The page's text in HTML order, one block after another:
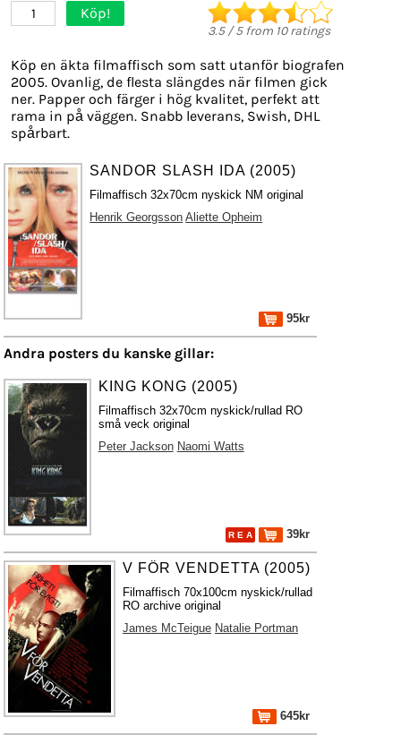
1 Köp!
3.5/5from 10ratings
Köp en äkta filmaffisch som satt utanför biografen
2005. Ovanlig, de flesta slängdes när filmen gick
ner. Papper och färger i hög kvalitet, perfekt att
rama in på väggen. Snabb leverans, Swish, DHL
spårbart.
SANDOR SLASH IDA (2005)
Filmaffisch 32x70cm nyskick NM original
Henrik Georgsson Aliette Opheim
95kr
Andra posters du kanske gillar:
KING KONG (2005)
Filmaffisch 32x70cm nyskick/rullad RO
små veck original
Peter Jackson Naomi Watts
R E A 39kr
V FÖR VENDETTA (2005)
Filmaffisch 70x100cm nyskick/rullad
RO archive original
James McTeigue Natalie Portman
645kr